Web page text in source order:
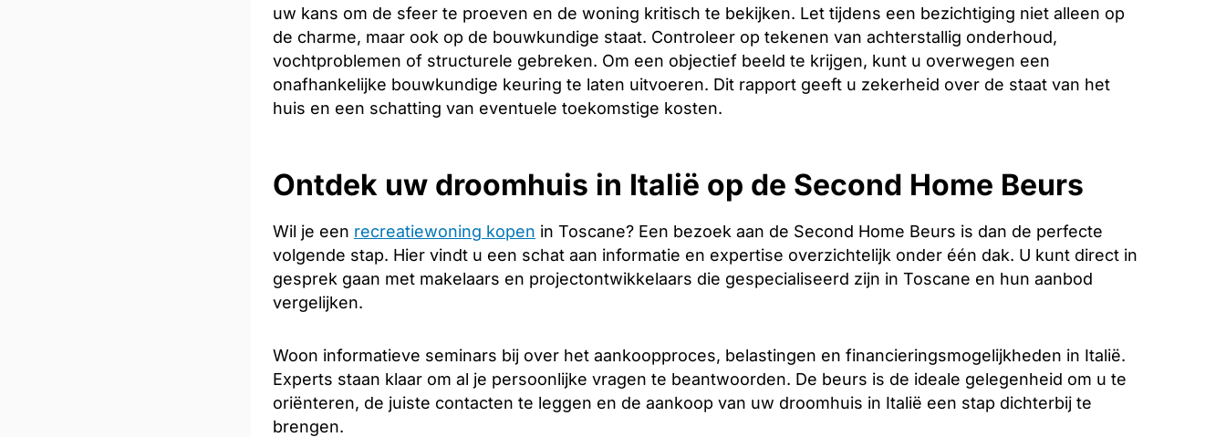
uw kans om de sfeer te proeven en de woning kritisch te bekijken. Let tijdens een bezichtiging niet alleen op
de charme, maar ook op de bouwkundige staat. Controleer op tekenen van achterstallig onderhoud,
vochtproblemen of structurele gebreken. Om een objectief beeld te krijgen, kunt u overwegen een
onafhankelijke bouwkundige keuring te laten uitvoeren. Dit rapport geeft u zekerheid over de staat van het
huis en een schatting van eventuele toekomstige kosten.
Ontdek uw droomhuis in Italië op de Second Home Beurs
Wil je een recreatiewoning kopen in Toscane? Een bezoek aan de Second Home Beurs is dan de perfecte
volgende stap. Hier vindt u een schat aan informatie en expertise overzichtelijk onder één dak. U kunt direct in
gesprek gaan met makelaars en projectontwikkelaars die gespecialiseerd zijn in Toscane en hun aanbod
vergelijken.
Woon informatieve seminars bij over het aankoopproces, belastingen en financieringsmogelijkheden in Italië.
Experts staan klaar om al je persoonlijke vragen te beantwoorden. De beurs is de ideale gelegenheid om u te
oriënteren, de juiste contacten te leggen en de aankoop van uw droomhuis in Italië een stap dichterbij te
brengen.